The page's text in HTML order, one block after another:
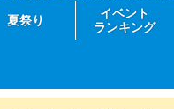
夏祭り
イベント
ランキング